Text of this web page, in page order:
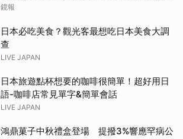
飯、現做棉花糖
鏡報
日本必吃美食？觀光客最想吃日本美食大調
查
LIVE JAPAN
日本旅遊點杯想要的咖啡很簡單！超好用日
語-咖啡店常見單字&簡單會話
LIVE JAPAN
鴻鼎菓子中秋禮盒登場 提撥3%響應罕病公